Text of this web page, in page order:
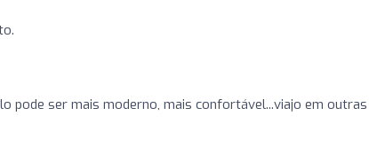
pode ser mais moderno, mais confortável...viajo em outras